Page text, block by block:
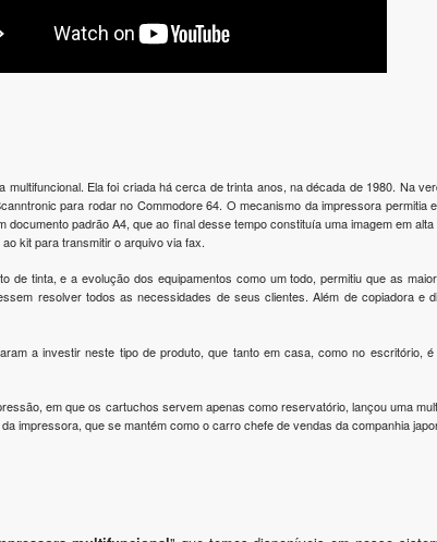
Ela foi criada há cerca de trinta anos, na década de 1980. Na
para rodar no Commodore 64. O mecanismo da impressora
padrão A4, que ao final desse tempo constituía uma imagem em
kit para transmitir o arquivo via fax.
de tinta, e a evolução dos equipamentos como um todo, permitiu que as
resolver todos as necessidades de seus clientes. Além de copiadora e
a investir neste tipo de produto, que tanto em casa, como no escritório,
em que os cartuchos servem apenas como reservatório, lançou uma
impressora, que se mantém como o carro chefe de vendas da companhia